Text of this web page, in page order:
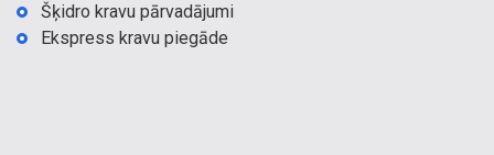
Šķidro kravu pārvadājumi
Ekspress kravu piegāde